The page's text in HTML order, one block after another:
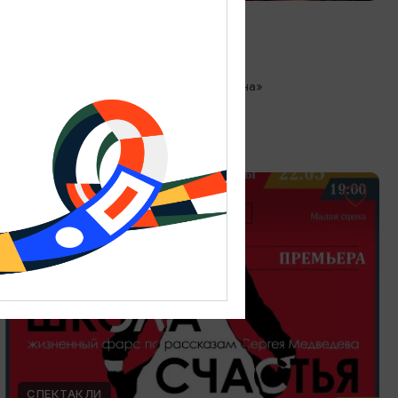
Зеленоградск, Кафе «Соленая ворона»
ОТ 300₽
СПЕКТАКЛИ